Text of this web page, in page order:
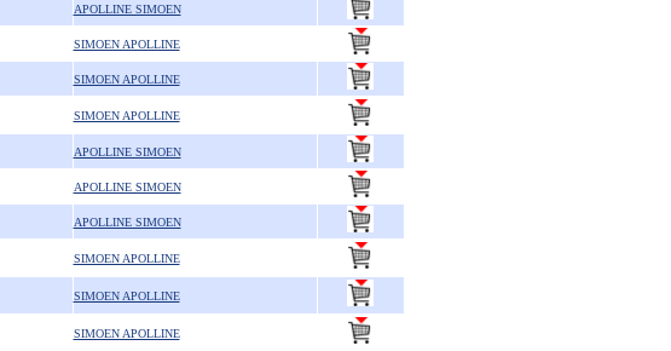
APOLLINE SIMOEN
SIMOEN APOLLINE
SIMOEN APOLLINE
SIMOEN APOLLINE
APOLLINE SIMOEN
APOLLINE SIMOEN
APOLLINE SIMOEN
SIMOEN APOLLINE
SIMOEN APOLLINE
SIMOEN APOLLINE